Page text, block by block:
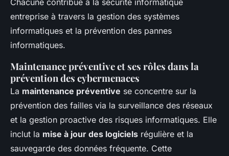
Chacune contribue à la sécurité informatique
entreprise à travers la gestion des systèmes
informatiques et la prévention des pannes
informatiques.
Maintenance préventive et ses rôles dans la
prévention des cybermenaces
La maintenance préventive se concentre sur la
prévention des failles via la surveillance des réseaux
et la gestion proactive des risques informatiques. Elle
inclut la mise à jour des logiciels régulière et la
sauvegarde des données fréquente. Cette